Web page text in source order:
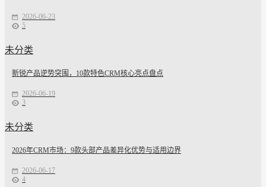
2026-06-23
5
未分类
新锐产品逆势突围，10款特色CRM核心亮点盘点
2026-06-19
3
未分类
2026年CRM市场：9款头部产品差异化优势与适用边界
2026-06-17
4